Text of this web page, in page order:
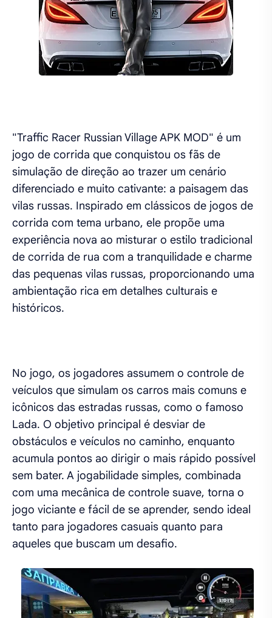
"Traffic Racer Russian Village APK MOD" é um
jogo de corrida que conquistou os fãs de
simulação de direção ao trazer um cenário
diferenciado e muito cativante: a paisagem das
vilas russas. Inspirado em clássicos de jogos de
corrida com tema urbano, ele propõe uma
experiência nova ao misturar o estilo tradicional
de corrida de rua com a tranquilidade e charme
das pequenas vilas russas, proporcionando uma
ambientação rica em detalhes culturais e
históricos.
No jogo, os jogadores assumem o controle de
veículos que simulam os carros mais comuns e
icônicos das estradas russas, como o famoso
Lada. O objetivo principal é desviar de
obstáculos e veículos no caminho, enquanto
acumula pontos ao dirigir o mais rápido possível
sem bater. A jogabilidade simples, combinada
com uma mecânica de controle suave, torna o
jogo viciante e fácil de se aprender, sendo ideal
tanto para jogadores casuais quanto para
aqueles que buscam um desafio.